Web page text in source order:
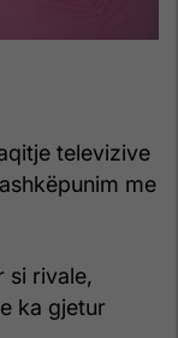
televizive
me
si rivale,
ka gjetur